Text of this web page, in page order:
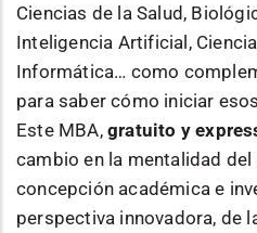
Ciencias de la Salud,
Inteligencia Artificial,
Informática… como
para saber cómo iniciar
Este MBA, gratuito y
cambio en la mentalidad
concepción académica e
perspectiva innovadora, de